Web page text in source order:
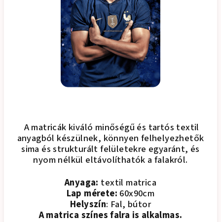
A matricák kiváló minőségű és tartós textil
anyagból készülnek, könnyen felhelyezhetők
sima és strukturált felületekre egyaránt, és
nyom nélkül eltávolíthatók a falakról.
Anyaga: textil matrica
Lap mérete: 60x90cm
Helyszín: Fal, bútor
A matrica színes falra is alkalmas.